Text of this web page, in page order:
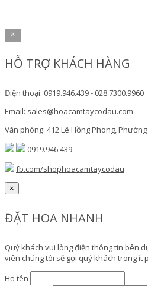
×
HỖ TRỢ KHÁCH HÀNG
Điện thoại: 0919.946.439 - 028.7300.9960
Email: sales@hoacamtaycodau.com
Văn phòng: 412 Lê Hồng Phong, Phường
0919.946.439
fb.com/shophoacamtaycodau
×
ĐẶT HOA NHANH
Quý khách vui lòng điền thông tin bên
viên chúng tôi sẽ gọi quý khách trong ít
Họ tên